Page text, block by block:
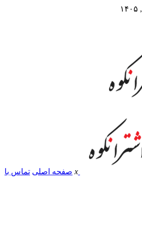
x صفحه اصلی تماس با